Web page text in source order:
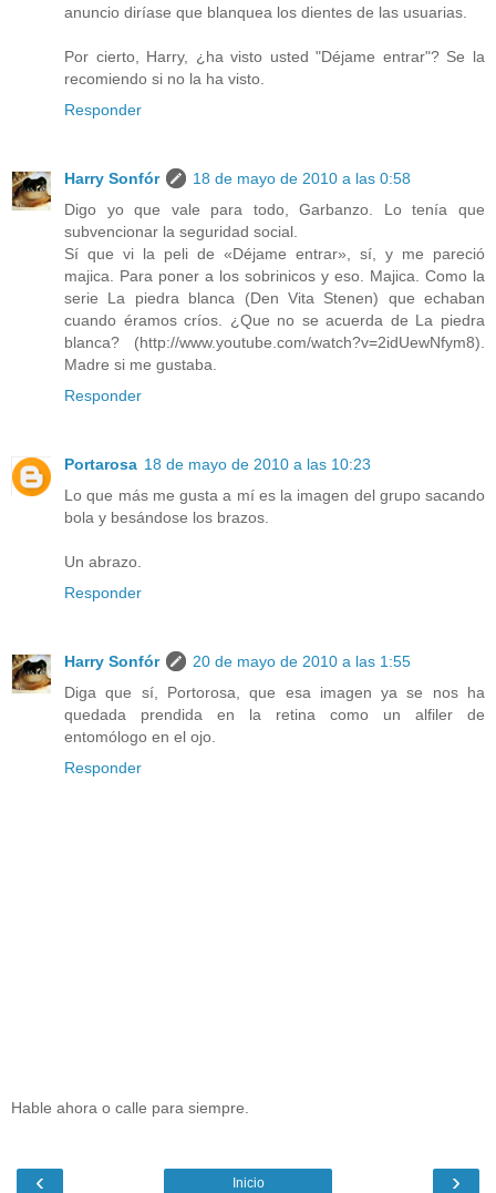
anuncio diríase que blanquea los dientes de las usuarias.
Por cierto, Harry, ¿ha visto usted "Déjame entrar"? Se la
recomiendo si no la ha visto.
Responder
Harry Sonfór
18 de mayo de 2010 a las 0:58
Digo yo que vale para todo, Garbanzo. Lo tenía que
subvencionar la seguridad social.
Sí que vi la peli de «Déjame entrar», sí, y me pareció
majica. Para poner a los sobrinicos y eso. Majica. Como la
serie La piedra blanca (Den Vita Stenen) que echaban
cuando éramos críos. ¿Que no se acuerda de La piedra
blanca? (http://www.youtube.com/watch?v=2idUewNfym8).
Madre si me gustaba.
Responder
Portarosa 18 de mayo de 2010 a las 10:23
Lo que más me gusta a mí es la imagen del grupo sacando
bola y besándose los brazos.
Un abrazo.
Responder
Harry Sonfór
20 de mayo de 2010 a las 1:55
Diga que sí, Portorosa, que esa imagen ya se nos ha
quedada prendida en la retina como un alfiler de
entomólogo en el ojo.
Responder
Hable ahora o calle para siempre.
‹ ›
Inicio